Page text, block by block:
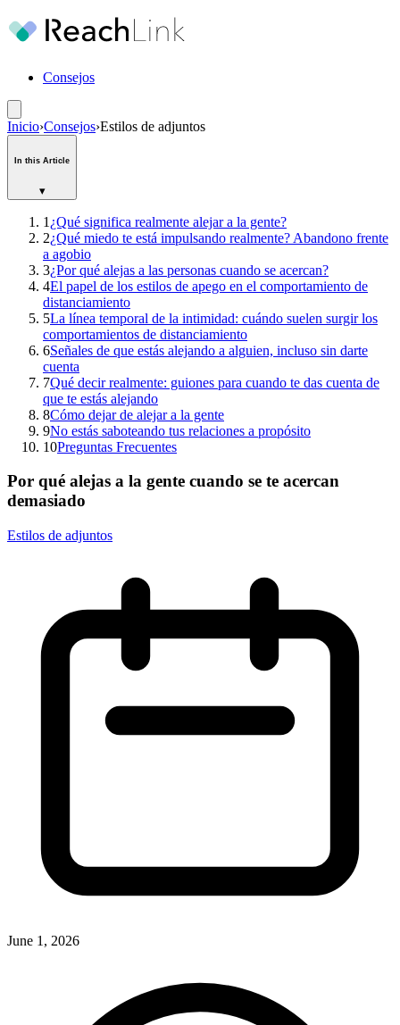
Consejos
Inicio›Consejos›Estilos de adjuntos
In this Article
▾
1 ¿Qué significa realmente alejar a la gente?
2¿Qué miedo te está impulsando realmente? Abandono frente
a agobio
3¿Por qué alejas a las personas cuando se acercan?
4El papel de los estilos de apego en el comportamiento de
distanciamiento
5La línea temporal de la intimidad: cuándo suelen surgir los
comportamientos de distanciamiento
6Señales de que estás alejando a alguien, incluso sin darte
cuenta
7Qué decir realmente: guiones para cuando te das cuenta de
que te estás alejando
8Cómo dejar de alejar a la gente
9No estás saboteando tus relaciones a propósito
10Preguntas Frecuentes
Por qué alejas a la gente cuando se te acercan
demasiado
Estilos de adjuntos
June 1, 2026